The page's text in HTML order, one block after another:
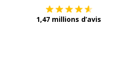
1,47 millions d’avis